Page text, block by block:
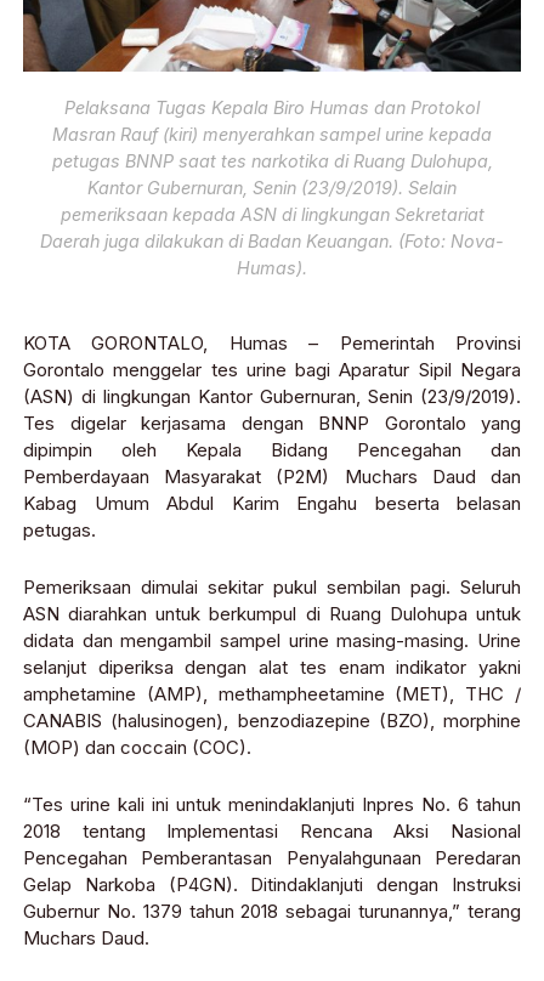
Pelaksana Tugas Kepala Biro Humas dan Protokol
Masran Rauf (kiri) menyerahkan sampel urine kepada
petugas BNNP saat tes narkotika di Ruang Dulohupa,
Kantor Gubernuran, Senin (23/9/2019). Selain
pemeriksaan kepada ASN di lingkungan Sekretariat
Daerah juga dilakukan di Badan Keuangan. (Foto: Nova-
Humas).
KOTA GORONTALO, Humas – Pemerintah Provinsi
Gorontalo menggelar tes urine bagi Aparatur Sipil Negara
(ASN) di lingkungan Kantor Gubernuran, Senin (23/9/2019).
Tes digelar kerjasama dengan BNNP Gorontalo yang
dipimpin oleh Kepala Bidang Pencegahan dan
Pemberdayaan Masyarakat (P2M) Muchars Daud dan
Kabag Umum Abdul Karim Engahu beserta belasan
petugas.
Pemeriksaan dimulai sekitar pukul sembilan pagi. Seluruh
ASN diarahkan untuk berkumpul di Ruang Dulohupa untuk
didata dan mengambil sampel urine masing-masing. Urine
selanjut diperiksa dengan alat tes enam indikator yakni
amphetamine (AMP), methampheetamine (MET), THC /
CANABIS (halusinogen), benzodiazepine (BZO), morphine
(MOP) dan coccain (COC).
“Tes urine kali ini untuk menindaklanjuti Inpres No. 6 tahun
2018 tentang Implementasi Rencana Aksi Nasional
Pencegahan Pemberantasan Penyalahgunaan Peredaran
Gelap Narkoba (P4GN). Ditindaklanjuti dengan Instruksi
Gubernur No. 1379 tahun 2018 sebagai turunannya,” terang
Muchars Daud.